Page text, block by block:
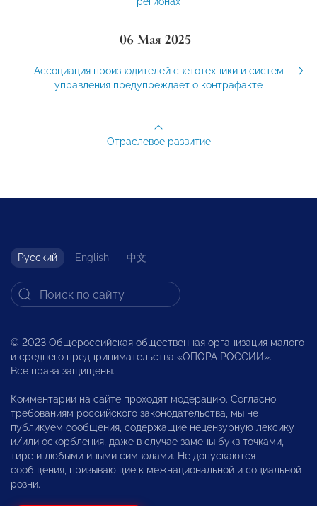
06 Мая 2025
Ассоциация производителей светотехники и систем
управления предупреждает о контрафакте
Отраслевое развитие
Русский English 中文
© 2023 Общероссийская общественная организация малого
и среднего предпринимательства «ОПОРА РОССИИ».
Все права защищены.
Комментарии на сайте проходят модерацию. Согласно
требованиям российского законодательства, мы не
публикуем сообщения, содержащие нецензурную лексику
и/или оскорбления, даже в случае замены букв точками,
тире и любыми иными символами. Не допускаются
сообщения, призывающие к межнациональной и социальной
розни.